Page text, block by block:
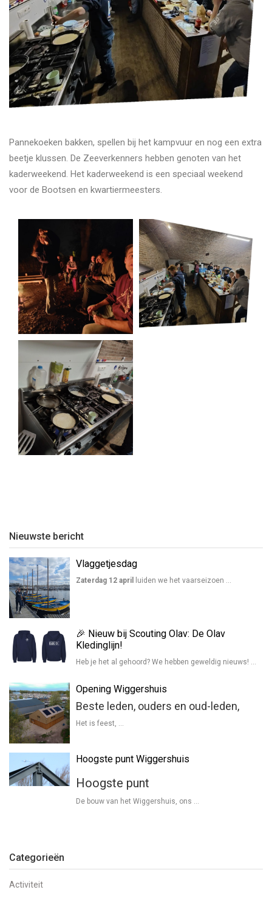
Pannekoeken bakken, spellen bij het kampvuur en nog een extra
beetje klussen. De Zeeverkenners hebben genoten van het
kaderweekend. Het kaderweekend is een speciaal weekend
voor de Bootsen en kwartiermeesters.
Kaderweekend (1)
Kaderweekend (3)
Nieuwste bericht
Vlaggetjesdag
Zaterdag 12 april luiden we het vaarseizoen …
🎉 Nieuw bij Scouting Olav: De Olav
Kledinglijn!
Heb je het al gehoord? We hebben geweldig nieuws! …
Opening Wiggershuis
Beste leden, ouders en oud-leden,
Het is feest, …
Hoogste punt Wiggershuis
Hoogste punt
De bouw van het Wiggershuis, ons …
Categorieën
Activiteit